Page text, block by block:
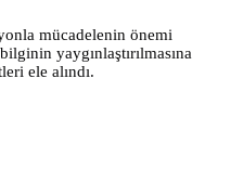
mücadelenin önemi
yaygınlaştırılmasına
ele alındı.